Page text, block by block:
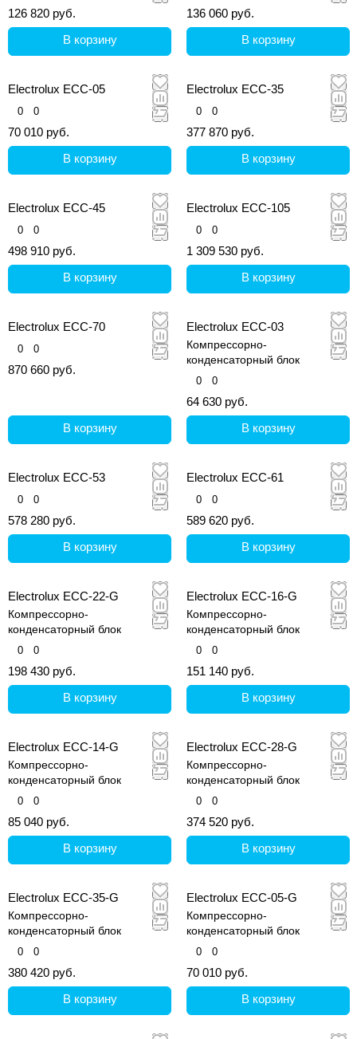
126 820 руб.
В корзину
136 060 руб.
В корзину
Electrolux ECC-05
0 0
70 010 руб.
В корзину
Electrolux ECC-35
0 0
377 870 руб.
В корзину
Electrolux ECC-45
0 0
498 910 руб.
В корзину
Electrolux ECC-105
0 0
1 309 530 руб.
В корзину
Electrolux ECC-70
0 0
870 660 руб.
В корзину
Electrolux ECC-03
Компрессорно-
конденсаторный блок
0 0
64 630 руб.
В корзину
Electrolux ECC-53
0 0
578 280 руб.
В корзину
Electrolux ECC-61
0 0
589 620 руб.
В корзину
Electrolux ECC-22-G
Компрессорно-
конденсаторный блок
0 0
198 430 руб.
В корзину
Electrolux ECC-16-G
Компрессорно-
конденсаторный блок
0 0
151 140 руб.
В корзину
Electrolux ECC-14-G
Компрессорно-
конденсаторный блок
0 0
85 040 руб.
В корзину
Electrolux ECC-28-G
Компрессорно-
конденсаторный блок
0 0
374 520 руб.
В корзину
Electrolux ECC-35-G
Компрессорно-
конденсаторный блок
0 0
380 420 руб.
В корзину
Electrolux ECC-05-G
Компрессорно-
конденсаторный блок
0 0
70 010 руб.
В корзину